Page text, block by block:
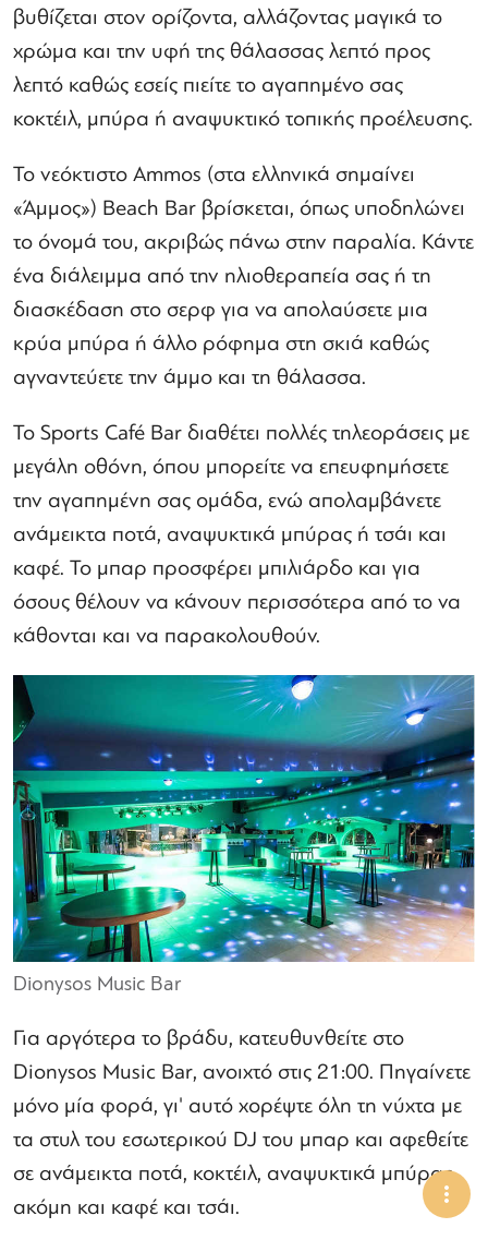
βυθίζεται στον ορίζοντα, αλλάζοντας μαγικά το
χρώμα και την υφή της θάλασσας λεπτό προς
λεπτό καθώς εσείς πιείτε το αγαπημένο σας
κοκτέιλ, μπύρα ή αναψυκτικό τοπικής προέλευσης.
Το νεόκτιστο Ammos (στα ελληνικά σημαίνει
«Άμμος») Beach Bar βρίσκεται, όπως υποδηλώνει
το όνομά του, ακριβώς πάνω στην παραλία. Κάντε
ένα διάλειμμα από την ηλιοθεραπεία σας ή τη
διασκέδαση στο σερφ για να απολαύσετε μια
κρύα μπύρα ή άλλο ρόφημα στη σκιά καθώς
αγναντεύετε την άμμο και τη θάλασσα.
Το Sports Café Bar διαθέτει πολλές τηλεοράσεις με
μεγάλη οθόνη, όπου μπορείτε να επευφημήσετε
την αγαπημένη σας ομάδα, ενώ απολαμβάνετε
ανάμεικτα ποτά, αναψυκτικά μπύρας ή τσάι και
καφέ. Το μπαρ προσφέρει μπιλιάρδο και για
όσους θέλουν να κάνουν περισσότερα από το να
κάθονται και να παρακολουθούν.
Dionysos Music Bar
Για αργότερα το βράδυ, κατευθυνθείτε στο
Dionysos Music Bar, ανοιχτό στις 21:00. Πηγαίνετε
μόνο μία φορά, γι' αυτό χορέψτε όλη τη νύχτα με
τα στυλ του εσωτερικού DJ του μπαρ και αφεθείτε
σε ανάμεικτα ποτά, κοκτέιλ, αναψυκτικά μπύρας,
ακόμη και καφέ και τσάι.